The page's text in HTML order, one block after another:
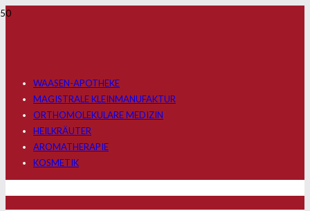
WAASEN-APOTHEKE
MAGISTRALE KLEINMANUFAKTUR
ORTHOMOLEKULARE MEDIZIN
HEILKRÄUTER
AROMATHERAPIE
KOSMETIK